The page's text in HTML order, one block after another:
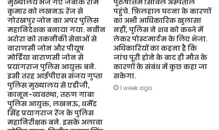
मुख्यालय भेजे गए जबकि राम
कुमार को लखनऊ रेंज से
गोरखपुर जोन का अपर पुलिस
महानिदेशक बनाया गया. नवीन
अरोरा को तकनीकी सेवाओं से
वाराणसी जोन और पीयूष
मोर्डिया वाराणसी जोन से
प्रयागराज पुलिस आयुक्त बने.
इसी तरह आईपीएस संजय गुप्ता
पुलिस मुख्यालय से एडीजी,
कानून-व्यवस्था, तरुण गाबा
पुलिस आयुक्त, लखनऊ, धर्मेंद्र
सिंह प्रयागराज रेंज के पुलिस
महानिरीक्षक बने. इसके अलावा
पुरुषोत्तम सिविल अस्पताल
पहुंचे. फ़िलहाल घटना के कारणों
का अभी आधिकारिक खुलासा
नहीं, पुलिस ने शव को कब्जे में
लेकर पोस्टमार्टम के लिए भेजा.
अधिकारियों का कहना है कि
जांच पूरी होने के बाद ही मौत के
कारणों के संबंध में कुछ कहा जा
सकेगा.
1 week ago